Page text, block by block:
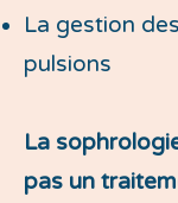
La gestion
pulsions
La
pas un